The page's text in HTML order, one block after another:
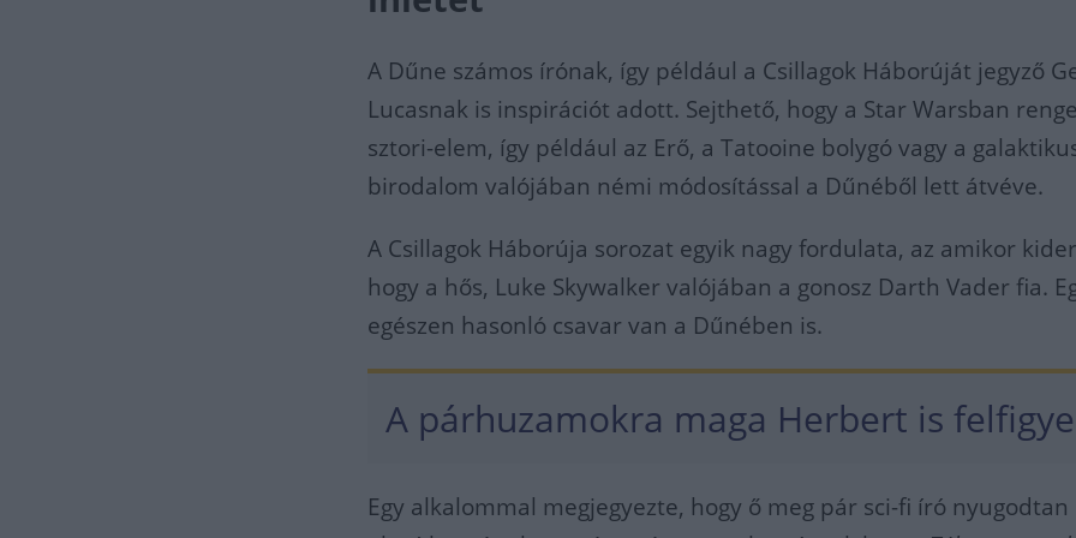
A Dűne számos írónak, így például a Csillagok Háborúját jegyző
Lucasnak is inspirációt adott. Sejthető, hogy a Star Warsban
sztori-elem, így például az Erő, a Tatooine bolygó vagy a
birodalom valójában némi módosítással a Dűnéből lett átvéve.
A Csillagok Háborúja sorozat egyik nagy fordulata, az amikor
hogy a hős, Luke Skywalker valójában a gonosz Darth Vader fia.
egészen hasonló csavar van a Dűnében is.
A párhuzamokra maga Herbert is
Egy alkalommal megjegyezte, hogy ő meg pár sci-fi író nyugodtan